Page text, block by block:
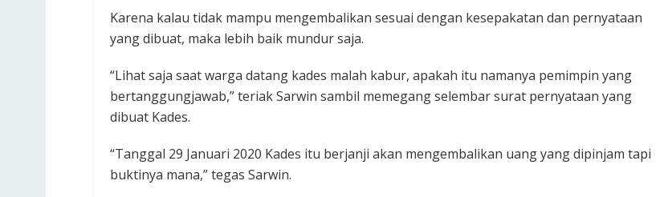
Karena kalau tidak mampu mengembalikan sesuai dengan kesepakatan dan pernyataan
yang dibuat, maka lebih baik mundur saja.
“Lihat saja saat warga datang kades malah kabur, apakah itu namanya pemimpin yang
bertanggungjawab,” teriak Sarwin sambil memegang selembar surat pernyataan yang
dibuat Kades.
“Tanggal 29 Januari 2020 Kades itu berjanji akan mengembalikan uang yang dipinjam tapi
buktinya mana,” tegas Sarwin.